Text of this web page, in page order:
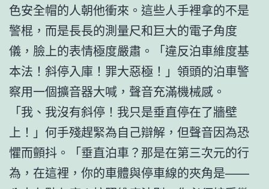
色安全帽的人朝他衝來。這些人手裡拿的不是
警棍，而是長長的測量尺和巨大的電子角度
儀，臉上的表情極度嚴肅。「違反泊車維度基
本法！斜停入庫！罪大惡極！」領頭的泊車警
察用一個擴音器大喊，聲音充滿機械感。
「我、我沒有斜停！我只是垂直停在了牆壁
上！」何手殘趕緊為自己辯解，但聲音因為恐
懼而顫抖。「垂直泊車？那是在第三次元的行
為，在這裡，你的車體與停車線的夾角是——